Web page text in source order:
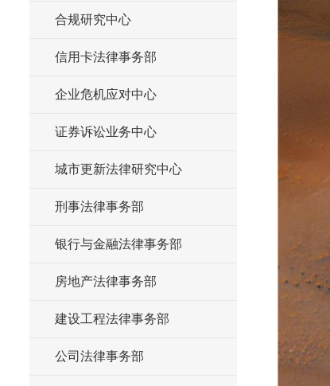
合规研究中心
信用卡法律事务部
企业危机应对中心
证券诉讼业务中心
城市更新法律研究中心
刑事法律事务部
银行与金融法律事务部
房地产法律事务部
建设工程法律事务部
公司法律事务部